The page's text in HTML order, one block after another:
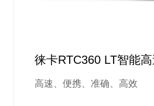
徕卡RTC360 LT智能
描方案
高速、便携、准确、高效